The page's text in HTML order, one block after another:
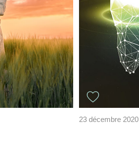
23 décembre 2020